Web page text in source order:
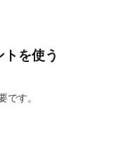
を使う
です。